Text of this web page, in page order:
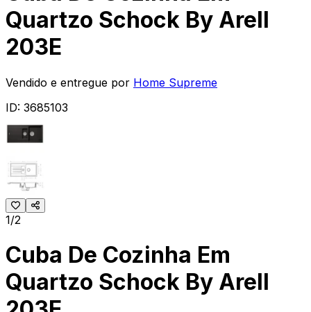
Quartzo Schock By Arell
203E
Vendido e entregue por Home Supreme
ID: 3685103
1/2
Cuba De Cozinha Em
Quartzo Schock By Arell